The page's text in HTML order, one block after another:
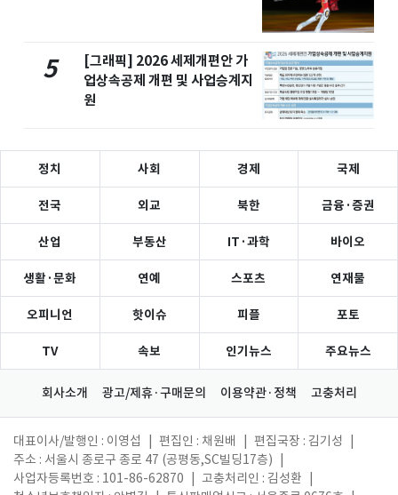
5
[그래픽] 2026 세제개편안 가
업상속공제 개편 및 사업승계지
원
정치 사회 경제 국제
전국 외교 북한 금융·증권
산업 부동산 IT·과학 바이오
생활·문화 연예 스포츠 연재물
오피니언 핫이슈 피플 포토
TV 속보 인기뉴스 주요뉴스
회사소개 광고/제휴·구매문의 이용약관·정책 고충처리
대표이사/발행인 : 이영섭 편집인 : 채원배 편집국장 : 김기성
주소 : 서울시 종로구 종로 47 (공평동,SC빌딩17층)
사업자등록번호 : 101-86-62870
고충처리인 : 김성환